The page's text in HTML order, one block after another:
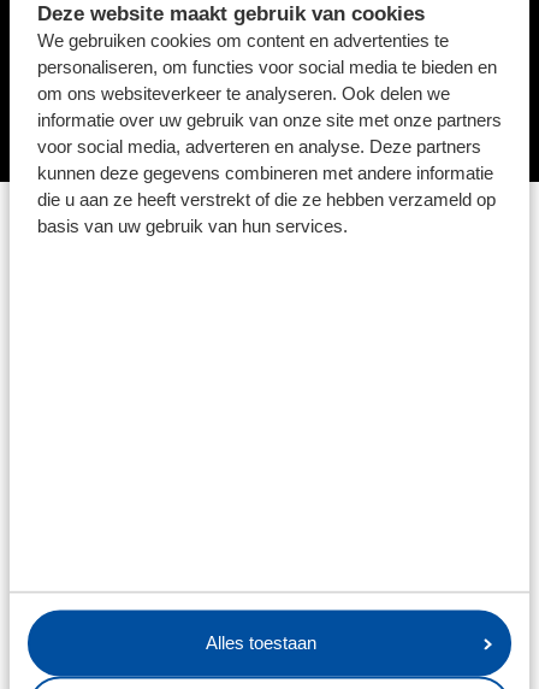
Deze website maakt gebruik van cookies
We gebruiken cookies om content en advertenties te
personaliseren, om functies voor social media te bieden en
om ons websiteverkeer te analyseren. Ook delen we
informatie over uw gebruik van onze site met onze partners
voor social media, adverteren en analyse. Deze partners
kunnen deze gegevens combineren met andere informatie
die u aan ze heeft verstrekt of die ze hebben verzameld op
basis van uw gebruik van hun services.
Alles toestaan
VRAAG HIER JE
UITREGISTRATIE
Vrouw